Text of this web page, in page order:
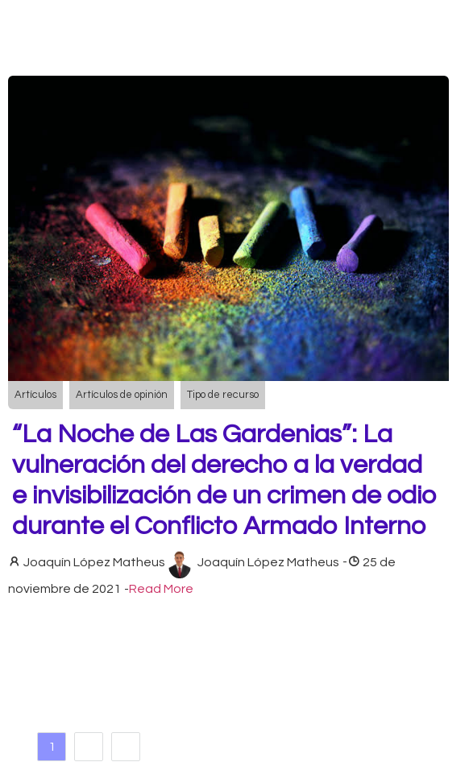
Artículos Artículos de opinión Tipo de recurso
“La Noche de Las Gardenias”: La
vulneración del derecho a la verdad
e invisibilización de un crimen de odio
durante el Conflicto Armado Interno
Joaquín López Matheus Joaquín López Matheus - 25 de
noviembre de 2021 -Read More
1